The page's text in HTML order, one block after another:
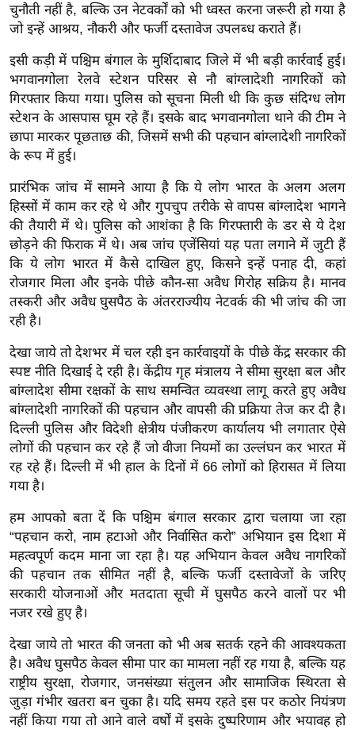
त
ऑ
टो
व
र्ल्ड
न्यू
ज
ब्री
फ
म
नो
रं
ज
न
ज
ग
त
बॉ
ली
वु
ड
हॉ
ली
ड
फि
ल्म
स
मी
B
r
e
a
चुनौती नहीं है, बल्कि उन नेटवर्कों को भी ध्वस्त करना जरूरी हो गया है
जो इन्हें आश्रय, नौकरी और फर्जी दस्तावेज उपलब्ध कराते हैं।
इसी कड़ी में पश्चिम बंगाल के मुर्शिदाबाद जिले में भी बड़ी कार्रवाई हुई।
भगवानगोला रेलवे स्टेशन परिसर से नौ बांग्लादेशी नागरिकों को
गिरफ्तार किया गया। पुलिस को सूचना मिली थी कि कुछ संदिग्ध लोग
स्टेशन के आसपास घूम रहे हैं। इसके बाद भगवानगोला थाने की टीम ने
छापा मारकर पूछताछ की, जिसमें सभी की पहचान बांग्लादेशी नागरिकों
के रूप में हुई।
प्रारंभिक जांच में सामने आया है कि ये लोग भारत के अलग अलग
हिस्सों में काम कर रहे थे और गुपचुप तरीके से वापस बांग्लादेश भागने
की तैयारी में थे। पुलिस को आशंका है कि गिरफ्तारी के डर से ये देश
छोड़ने की फिराक में थे। अब जांच एजेंसियां यह पता लगाने में जुटी हैं
कि ये लोग भारत में कैसे दाखिल हुए, किसने इन्हें पनाह दी, कहां
रोजगार मिला और इनके पीछे कौन-सा अवैध गिरोह सक्रिय है। मानव
तस्करी और अवैध घुसपैठ के अंतरराज्यीय नेटवर्क की भी जांच की जा
रही है।
देखा जाये तो देशभर में चल रही इन कार्रवाइयों के पीछे केंद्र सरकार की
स्पष्ट नीति दिखाई दे रही है। केंद्रीय गृह मंत्रालय ने सीमा सुरक्षा बल और
बांग्लादेश सीमा रक्षकों के साथ समन्वित व्यवस्था लागू करते हुए अवैध
बांग्लादेशी नागरिकों की पहचान और वापसी की प्रक्रिया तेज कर दी है।
दिल्ली पुलिस और विदेशी क्षेत्रीय पंजीकरण कार्यालय भी लगातार ऐसे
लोगों की पहचान कर रहे हैं जो वीजा नियमों का उल्लंघन कर भारत में
रह रहे हैं। दिल्ली में भी हाल के दिनों में 66 लोगों को हिरासत में लिया
गया है।
हम आपको बता दें कि पश्चिम बंगाल सरकार द्वारा चलाया जा रहा
“पहचान करो, नाम हटाओ और निर्वासित करो” अभियान इस दिशा में
महत्वपूर्ण कदम माना जा रहा है। यह अभियान केवल अवैध नागरिकों
की पहचान तक सीमित नहीं है, बल्कि फर्जी दस्तावेजों के जरिए
सरकारी योजनाओं और मतदाता सूची में घुसपैठ करने वालों पर भी
नजर रखे हुए है।
देखा जाये तो भारत की जनता को भी अब सतर्क रहने की आवश्यकता
है। अवैध घुसपैठ केवल सीमा पार का मामला नहीं रह गया है, बल्कि यह
राष्ट्रीय सुरक्षा, रोजगार, जनसंख्या संतुलन और सामाजिक स्थिरता से
जुड़ा गंभीर खतरा बन चुका है। यदि समय रहते इस पर कठोर नियंत्रण
नहीं किया गया तो आने वाले वर्षों में इसके दुष्परिणाम और भयावह हो